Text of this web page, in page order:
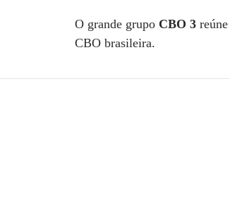
O grande grupo CBO 3
CBO brasileira.